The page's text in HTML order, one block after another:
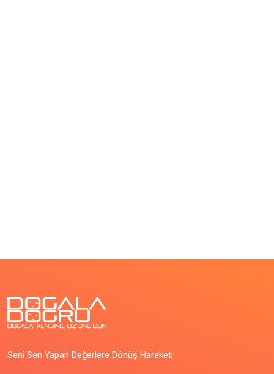
Seni Sen Yapan Değerlere Dönüş Hareketi